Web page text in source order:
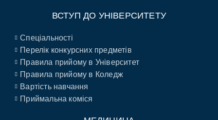
ВСТУП ДО УНІВЕРСИТЕТУ
Спеціальності
Перелік конкурсних предметів
Правила прийому в Університет
Правила прийому в Коледж
Вартість навчання
Приймальна коміся